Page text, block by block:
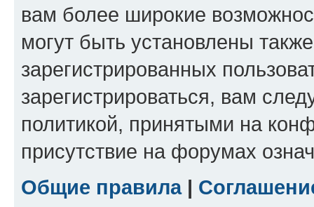
вам более широкие
могут быть установлены
зарегистрированных
зарегистрироваться, вам
политикой, принятыми на
присутствие на форумах
Общие правила|